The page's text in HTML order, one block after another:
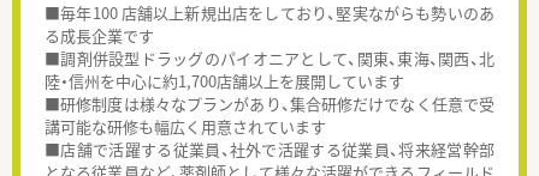
■毎年100 店舗以上新規出店をしており、堅実ながらも勢いのあ
る成長企業です
■調剤併設型ドラッグのパイオニアとして、関東、東海、関西、北
陸・信州を中心に約1,700店舗以上を展開しています
■研修制度は様々なプランがあり、集合研修だけでなく任意で受
講可能な研修も幅広く用意されています
■店舗で活躍する従業員、社外で活躍する従業員、将来経営幹部